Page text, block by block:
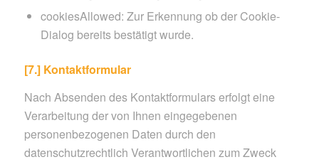
cookiesAllowed: Zur Erkennung ob der Cookie-
Dialog bereits bestätigt wurde.
[7.] Kontaktformular
Nach Absenden des Kontaktformulars erfolgt eine
Verarbeitung der von Ihnen eingegebenen
personenbezogenen Daten durch den
datenschutzrechtlich Verantwortlichen zum Zweck